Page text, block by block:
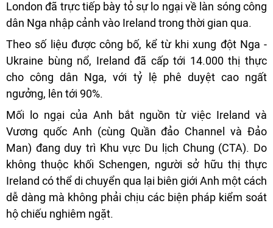
London đã trực tiếp bày tỏ sự lo ngại về làn sóng công
dân Nga nhập cảnh vào Ireland trong thời gian qua.
Theo số liệu được công bố, kể từ khi xung đột Nga -
Ukraine bùng nổ, Ireland đã cấp tới 14.000 thị thực
cho công dân Nga, với tỷ lệ phê duyệt cao ngất
ngưởng, lên tới 90%.
Mối lo ngại của Anh bắt nguồn từ việc Ireland và
Vương quốc Anh (cùng Quần đảo Channel và Đảo
Man) đang duy trì Khu vực Du lịch Chung (CTA). Do
không thuộc khối Schengen, người sở hữu thị thực
Ireland có thể di chuyển qua lại biên giới Anh một cách
dễ dàng mà không phải chịu các biện pháp kiểm soát
hộ chiếu nghiêm ngặt.